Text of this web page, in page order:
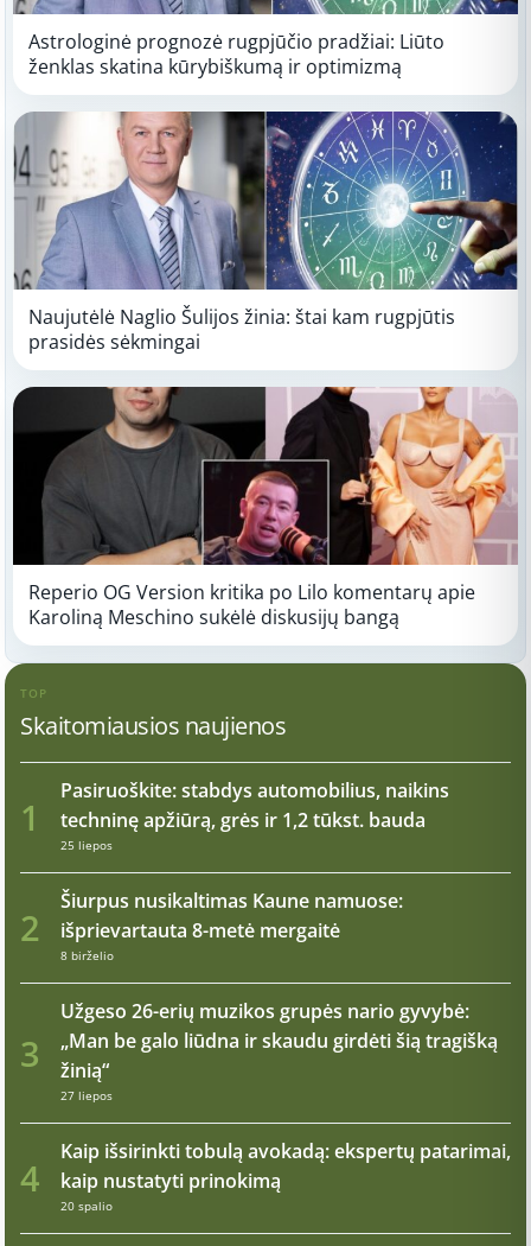
Astrologinė prognozė rugpjūčio pradžiai: Liūto
ženklas skatina kūrybiškumą ir optimizmą
Naujutėlė Naglio Šulijos žinia: štai kam rugpjūtis
prasidės sėkmingai
Reperio OG Version kritika po Lilo komentarų apie
Karoliną Meschino sukėlė diskusijų bangą
TOP
Skaitomiausios naujienos
1
Pasiruoškite: stabdys automobilius, naikins
techninę apžiūrą, grės ir 1,2 tūkst. bauda
25 liepos
2
Šiurpus nusikaltimas Kaune namuose:
išprievartauta 8-metė mergaitė
8 birželio
3
Užgeso 26-erių muzikos grupės nario gyvybė:
„Man be galo liūdna ir skaudu girdėti šią tragišką
žinią“
27 liepos
4
Kaip išsirinkti tobulą avokadą: ekspertų patarimai,
kaip nustatyti prinokimą
20 spalio